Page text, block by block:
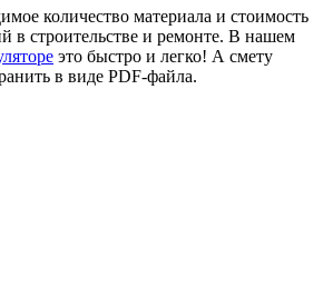
количество материала и стоимость
в строительстве и ремонте. В нашем
это быстро и легко! А смету
в виде PDF-файла.